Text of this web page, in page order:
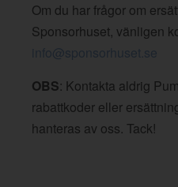
Om du har frågor om
Sponsorhuset, vänligen
info@sponsorhuset.se
OBS: Kontakta aldrig
rabattkoder eller
hanteras av oss. Tack!